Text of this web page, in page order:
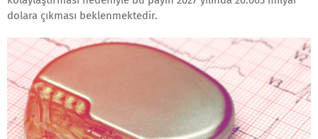
dolara çıkması beklenmektedir.